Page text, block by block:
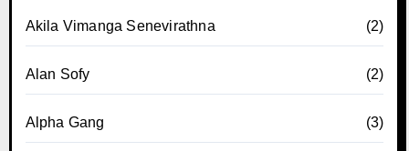
Akila Vimanga Senevirathna (2)
Alan Sofy (2)
Alpha Gang (3)